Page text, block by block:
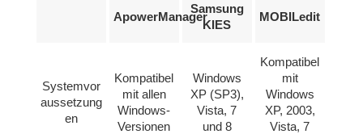
ApowerManager
Samsung
KIES
MOBILedit
Systemvor
aussetzung
en
Kompatibel
mit allen
Windows-
Versionen
Windows
XP (SP3),
Vista, 7
und 8
Kompatibel
mit
Windows
XP, 2003,
Vista, 7